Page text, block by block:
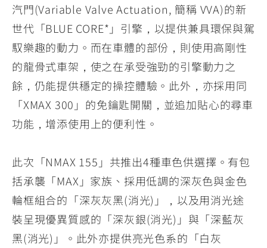
汽門(Variable Valve Actuation, 簡稱 VVA)的新
世代「BLUE CORE*」引擎，以提供兼具環保與駕
馭樂趣的動力。而在車體的部份，則使用高剛性
的龍骨式車架，使之在承受強勁的引擎動力之
餘，仍能提供穩定的操控體驗。此外，亦採用同
「XMAX 300」的免鑰匙開關，並追加貼心的尋車
功能，增添使用上的便利性。
此次「NMAX 155」共推出4種車色供選擇。有包
括承襲「MAX」家族、採用低調的深灰色與金色
輪框組合的「深灰灰黑(消光)」，以及用消光途
裝呈現優異質感的「深灰銀(消光)」與「深藍灰
黑(消光)」。此外亦提供亮光色系的「白灰